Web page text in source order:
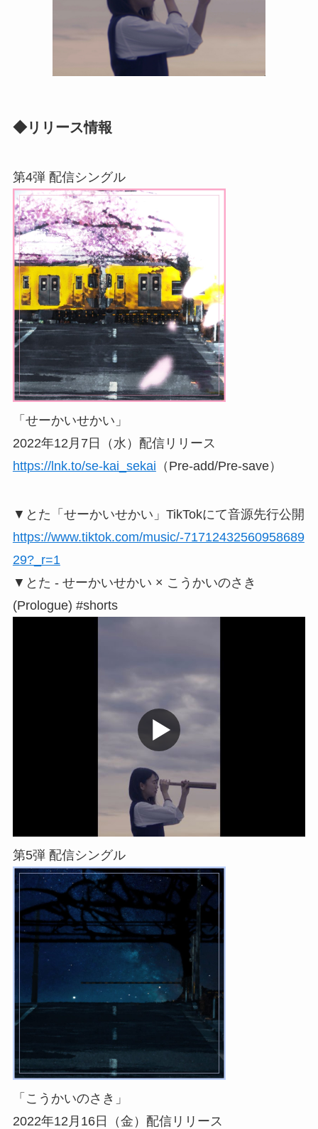
◆リリース情報
第4弾 配信シングル
「せーかいせかい」
2022年12月7日（水）配信リリース
https://lnk.to/se-kai_sekai （Pre-add/Pre-save）
▼とた「せーかいせかい」TikTokにて音源先行公開
https://www.tiktok.com/music/-71712432560958689
29?_r=1
▼とた - せーかいせかい × こうかいのさき
(Prologue) #shorts
第5弾 配信シングル
「こうかいのさき」
2022年12月16日（金）配信リリース